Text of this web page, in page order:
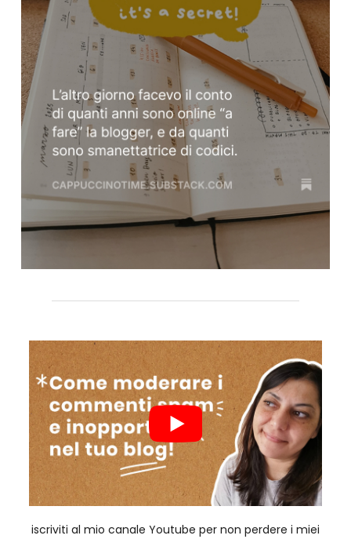
iscriviti al mio canale Youtube per non perdere i miei